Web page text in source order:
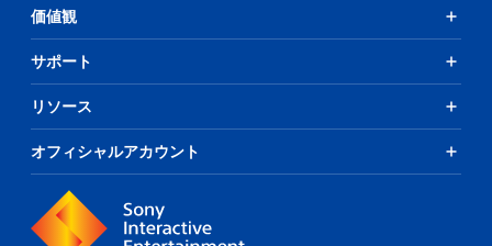
価値観
サポート
リソース
オフィシャルアカウント